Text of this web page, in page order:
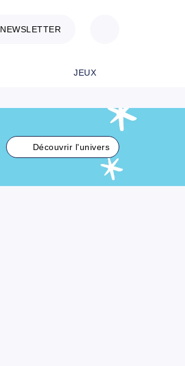
NEWSLETTER
JEUX
Découvrir l'univers